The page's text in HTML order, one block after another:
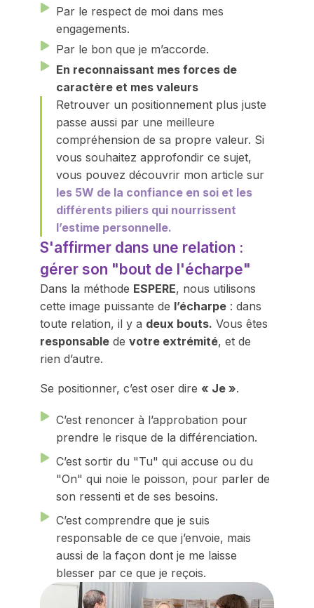
Par le respect de moi dans mes
engagements.
Par le bon que je m’accorde.
En reconnaissant mes forces de
caractère et mes valeurs
Retrouver un positionnement plus juste
passe aussi par une meilleure
compréhension de sa propre valeur. Si
vous souhaitez approfondir ce sujet,
vous pouvez découvrir mon article sur
les 5W de la confiance en soi et les
différents piliers qui nourrissent
l’estime personnelle.
S'affirmer dans une relation :
gérer son "bout de l'écharpe"
Dans la méthode ESPERE, nous utilisons
cette image puissante de l’écharpe : dans
toute relation, il y a deux bouts. Vous êtes
responsable de votre extrémité, et de
rien d’autre.
Se positionner, c’est oser dire « Je ».
C’est renoncer à l’approbation pour
prendre le risque de la différenciation.
C’est sortir du "Tu" qui accuse ou du
"On" qui noie le poisson, pour parler de
son ressenti et de ses besoins.
C’est comprendre que je suis
responsable de ce que j’envoie, mais
aussi de la façon dont je me laisse
blesser par ce que je reçois.